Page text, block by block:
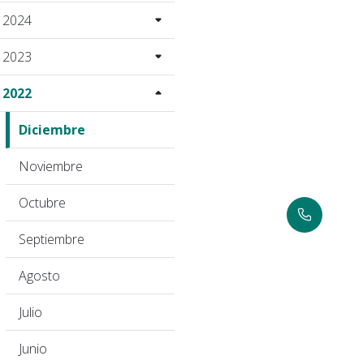
2024
2023
2022
Diciembre
Noviembre
Octubre
Septiembre
Agosto
Julio
Junio